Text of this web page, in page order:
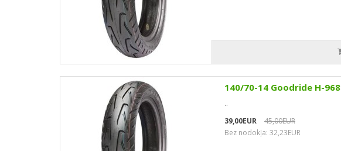
140/70-14 Goodride H-968
..
39,00EUR
45,00EUR
Bez nodokļa: 32,23EUR